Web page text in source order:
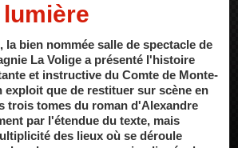
la bien nommée salle de spectacle de
La Volige a présenté l'histoire
et instructive du Comte de Monte-
que de restituer sur scène en
trois tomes du roman d'Alexandre
par l'étendue du texte, mais
des lieux où se déroule